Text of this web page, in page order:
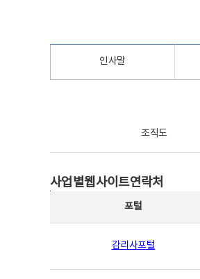
인사말
조직도
사업별웹사이트연락처
포털
감리사포털